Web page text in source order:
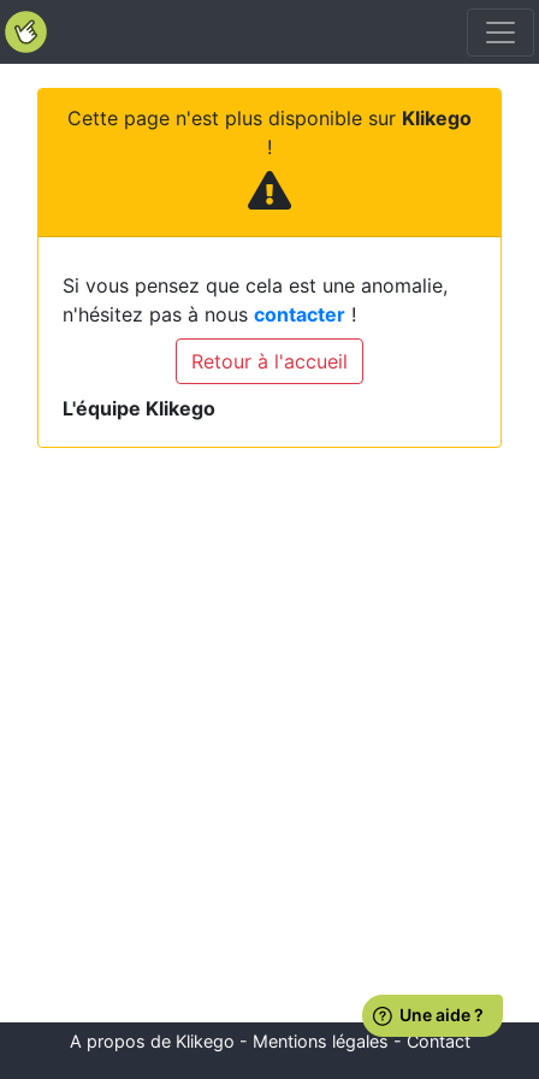
Cette page n'est plus disponible sur Klikego
!
Si vous pensez que cela est une anomalie,
n'hésitez pas à nous contacter !
Retour à l'accueil
L'équipe Klikego
A propos de Klikego - Mentions légales-Contact